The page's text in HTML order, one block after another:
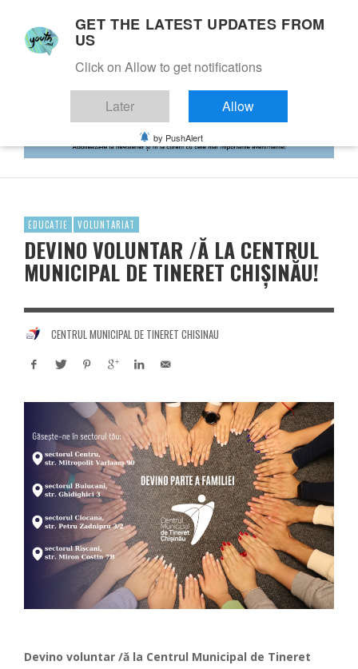
EDUCATIE VOLUNTARIAT
DEVINO VOLUNTAR /Ă LA CENTRUL
MUNICIPAL DE TINERET CHIȘINĂU!
CENTRUL MUNICIPAL DE TINERET CHISINAU
Devino voluntar /ă la Centrul Municipal de Tineret
GET THE LATEST UPDATES FROM
US
Click on Allow to get notifications
Later Allow
by PushAlert